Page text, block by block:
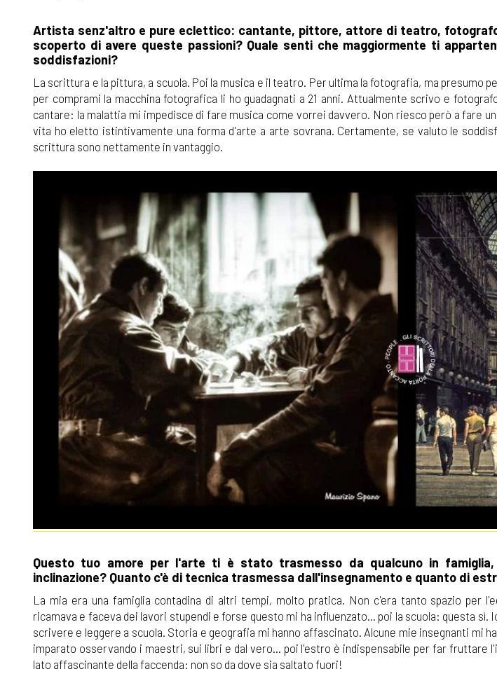
Artista senz'altro e pure eclettico: cantante, pittore, attore di teatro,
scoperto di avere queste passioni? Quale senti che maggiormente ti
soddisfazioni?
La scrittura e la pittura, a scuola. Poi la musica e il teatro. Per ultima la fotografia, ma presumo
per comprami la macchina fotografica li ho guadagnati a 21 anni. Attualmente scrivo e
cantare: la malattia mi impedisce di fare musica come vorrei davvero. Non riesco però a fare
vita ho eletto istintivamente una forma d'arte a arte sovrana. Certamente, se valuto le
scrittura sono nettamente in vantaggio.
Questo tuo amore per l'arte ti è stato trasmesso da qualcuno in
inclinazione? Quanto c'è di tecnica trasmessa dall'insegnamento e quanto di
La mia era una famiglia contadina di altri tempi, molto pratica. Non c'era tanto spazio per
ricamava e faceva dei lavori stupendi e forse questo mi ha influenzato... poi la scuola: questa sì.
scrivere e leggere a scuola. Storia e geografia mi hanno affascinato. Alcune mie insegnanti mi
imparato osservando i maestri, sui libri e dal vero... poi l'estro è indispensabile per far fruttare
lato affascinante della faccenda: non so da dove sia saltato fuori!